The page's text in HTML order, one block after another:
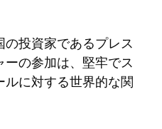
投資家であるプレス
ーの参加は、堅牢でス
に対する世界的な関